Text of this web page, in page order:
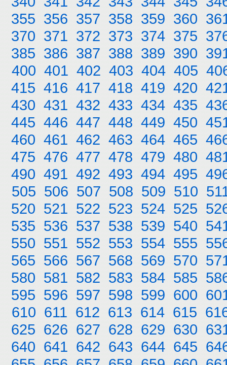
355 356 357 358 359 360
370 371 372 373 374 375
385 386 387 388 389 390
400 401 402 403 404 405
415 416 417 418 419 420
430 431 432 433 434 435
445 446 447 448 449 450
460 461 462 463 464 465
475 476 477 478 479 480
490 491 492 493 494 495
505 506 507 508 509 510
520 521 522 523 524 525
535 536 537 538 539 540
550 551 552 553 554 555
565 566 567 568 569 570
580 581 582 583 584 585
595 596 597 598 599 600
610 611 612 613 614 615
625 626 627 628 629 630
640 641 642 643 644 645